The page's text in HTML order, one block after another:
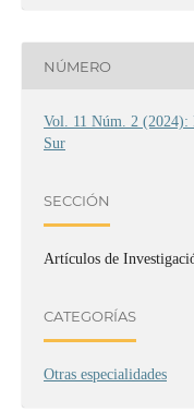
NÚMERO
Vol. 11 Núm. 2 (2024):
Sur
SECCIÓN
Artículos de
CATEGORÍAS
Otras especialidades